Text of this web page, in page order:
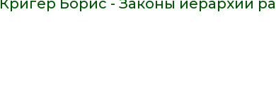
Кригер Борис - Законы иерархии